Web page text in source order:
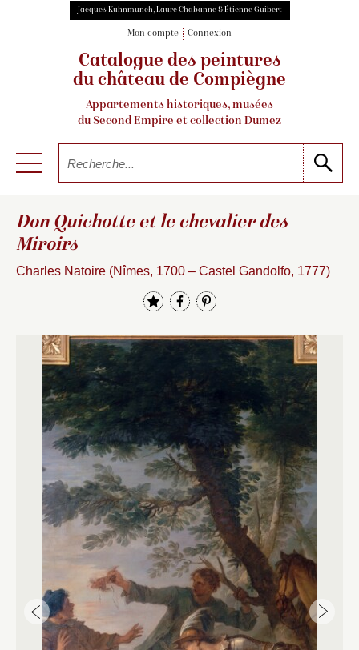
Jacques Kuhnmunch, Laure Chabanne & Étienne Guibert
Mon compte Connexion
Catalogue des peintures
du château de Compiègne
Appartements historiques, musées
du Second Empire et collection Dumez
Don Quichotte et le chevalier des
Miroirs
Charles Natoire (Nîmes, 1700 – Castel Gandolfo, 1777)